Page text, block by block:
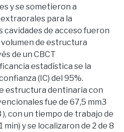
y se sometieron a
para la
cavidades de acceso fueron
volumen de estructura
de un CBCT
estadística se la
(IC) del 95%.
estructura dentinaria con
fue de 67,5 mm3
), con un tiempo de trabajo de
min) y se localizaron de 2 de 8